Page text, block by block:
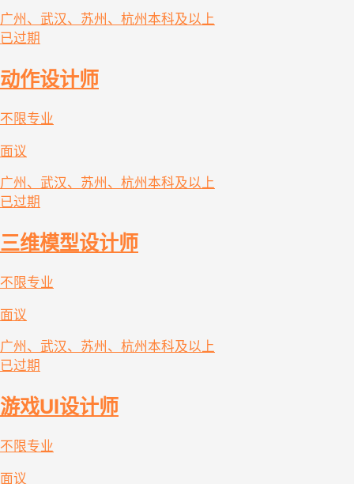
广州、武汉、苏州、杭州 本科及以上
已过期
动作设计师
不限专业
面议
广州、武汉、苏州、杭州 本科及以上
已过期
三维模型设计师
不限专业
面议
广州、武汉、苏州、杭州 本科及以上
已过期
游戏UI设计师
不限专业
面议